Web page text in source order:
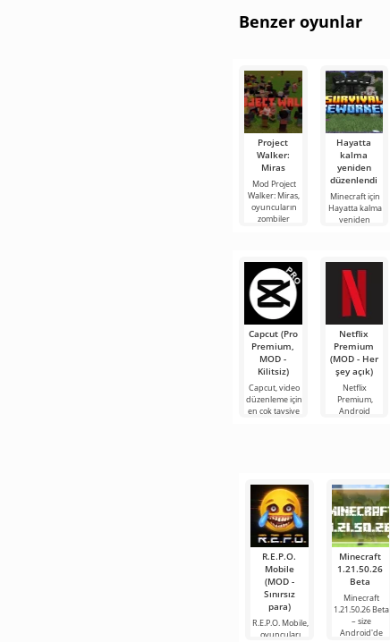
Benzer oyunlar
Project
Walker:
Miras
Mod Project
Walker: Miras,
oyuncuların
zombiler
bir dünyada
Hayatta
kalma
yeniden
düzenlendi
Minecraft için
Hayatta kalma
yeniden
hayatta kalma
koşullarını
Capcut (Pro
Premium,
MOD -
Kilitsiz)
Capcut, video
düzenleme için
en çok tavsiye
Netflix
Premium
(MOD - Her
şey açık)
Netflix
Premium,
Android
R.E.P.O.
Mobile
(MOD -
Sınırsız
para)
R.E.P.O. Mobile,
oyuncuları
Minecraft
1.21.50.26
Beta
Minecraft
1.21.50.26 Beta
– size
Android'de